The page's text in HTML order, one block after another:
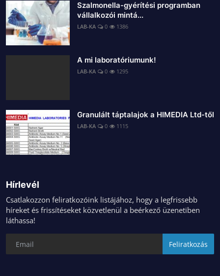
Szalmonella-gyérítési programban
vállalkozói mintá...
LAB-KA 0 1386
A mi laboratóriumunk!
LAB-KA 0 1295
Granulált táptalajok a HIMEDIA Ltd-től
LAB-KA 0 1115
Hírlevél
Csatlakozzon feliratkozóink listájához, hogy a legfrissebb
híreket és frissítéseket közvetlenül a beérkező üzenetiben
láthassa!
Feliratkozás